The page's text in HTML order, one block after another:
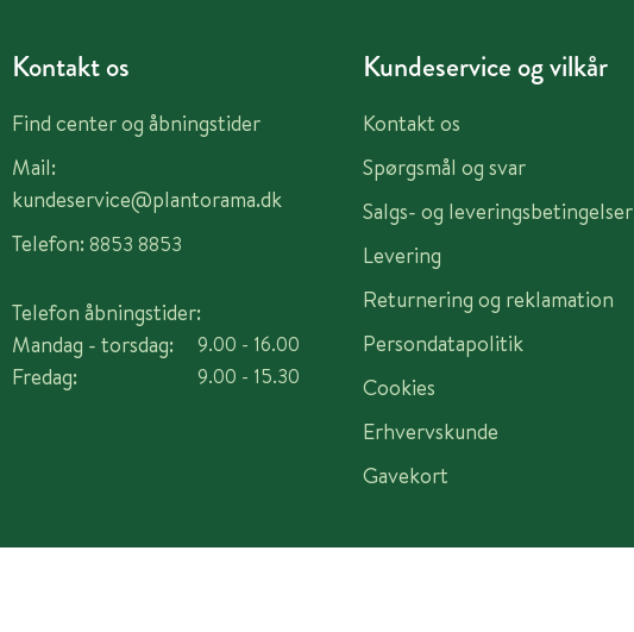
Kontakt os
Find center og åbningstider
Mail:
kundeservice@plantorama.dk
Telefon: 8853 8853
Telefon åbningstider:
Mandag - torsdag:
Fredag:
9.00 - 16.00
9.00 - 15.30
Kundeservice og vilkår
Kontakt os
Spørgsmål og svar
Salgs- og leveringsbetingelser
Levering
Returnering og reklamation
Persondatapolitik
Cookies
Erhvervskunde
Gavekort